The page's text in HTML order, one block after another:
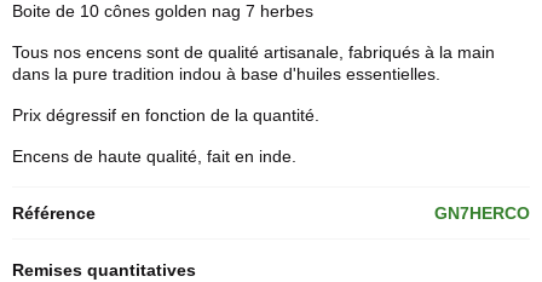
Boite de 10 cônes golden nag 7 herbes
Tous nos encens sont de qualité artisanale, fabriqués à la main
dans la pure tradition indou à base d'huiles essentielles.
Prix dégressif en fonction de la quantité.
Encens de haute qualité, fait en inde.
Référence GN7HERCO
Remises quantitatives